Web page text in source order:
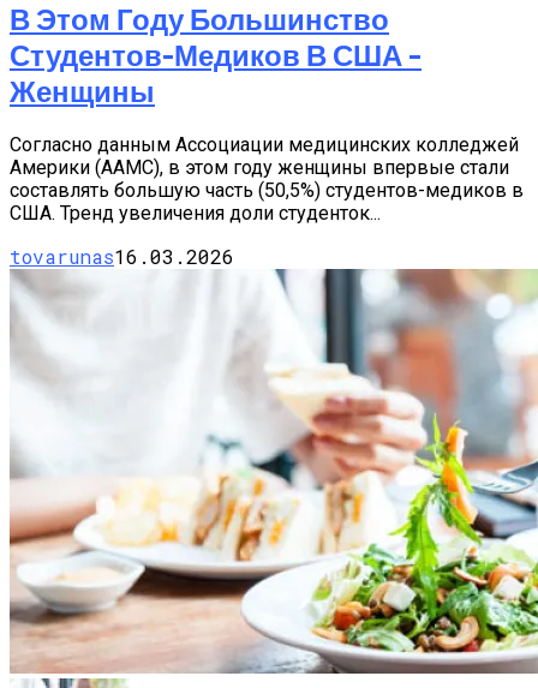
В Этом Году Большинство
Студентов-Медиков В США –
Женщины
Согласно данным Ассоциации медицинских колледжей
Америки (AAMC), в этом году женщины впервые стали
составлять большую часть (50,5%) студентов-медиков в
США. Тренд увеличения доли студенток...
tovarunas16.03.2026